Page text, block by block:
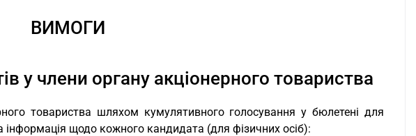
ВИМОГИ
у члени органу акціонерного товариства
товариства шляхом кумулятивного голосування у бюлетені для
щодо кожного кандидата (для фізичних осіб):